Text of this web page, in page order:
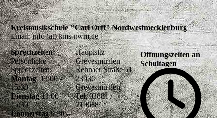
Kreismusikschule "Carl Orff" Nordwestmecklenburg
Email: info (at) kms-nwm.de
Sprechzeiten:
Persönliche
Sprechzeiten:
Montag13:00 -
15:30
Dienstag13:00 –
15:30
Donnerstag9:30 –
Hauptsitz
Grevesmühlen
Rehnaer Straße 51
23936
Grevesmühlen
Tel. 03881 /
719688
Öffnungszeiten an
Schultagen